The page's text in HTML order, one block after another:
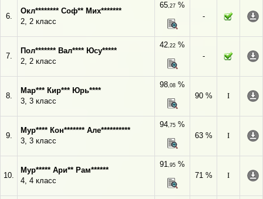
6.
Окл******** Соф** Мих*******
2, 2 класс
65,27 %
-
7.
Пол******* Вал**** Юсу*****
2, 2 класс
42,22 %
-
8.
Мар*** Кир*** Юрь****
3, 3 класс
98,08 %
90 %
I
9.
Мур**** Кон******* Але**********
3, 3 класс
94,75 %
63 %
I
10.
Мур***** Ари** Рам******
4, 4 класс
91,95 %
71 %
I